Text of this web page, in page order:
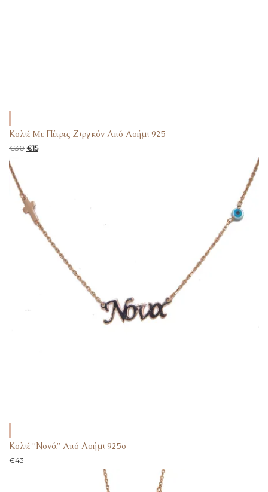
Κολιέ Mε Πέτρες Ζιργκόν Από Ασήμι 925
€30 €15
Κολιέ ”Νονά” Από Ασήμι 925ο
€43